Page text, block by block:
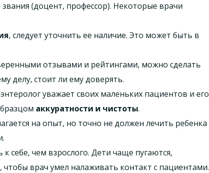
(доцент, профессор). Некоторые врачи
, следует уточнить ее наличие. Это может быть в
отзывами и рейтингами, можно сделать
делу, стоит ли ему доверять.
уважает своих маленьких пациентов и его
аккуратности и чистоты.
на опыт, но точно не должен лечить ребенка
себе, чем взрослого. Дети чаще пугаются,
чтобы врач умел налаживать контакт с пациентами.